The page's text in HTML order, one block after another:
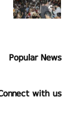
Popular News
with us